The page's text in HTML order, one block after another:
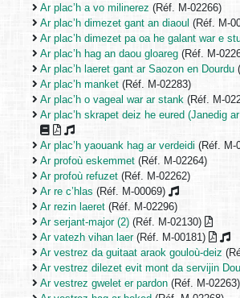
Ar plac’h a vo milinerez (Réf. M-02266)
Ar plac’h dimezet gant an diaoul (Réf. M-
Ar plac’h dimezet pa oa he galant war e
Ar plac’h hag an daou gloareg (Réf. M-
Ar plac’h laeret gant ar Saozon en Dourdu
Ar plac’h manket (Réf. M-02283)
Ar plac’h o vageal war ar stank (Réf. M-
Ar plac’h skrapet deiz he eured (Janedig
Ar plac’h yaouank hag ar verdeidi (Réf. M-
Ar profoù eskemmet (Réf. M-02264)
Ar profoù refuzet (Réf. M-02262)
Ar re c’hlas (Réf. M-00069)
Ar rezin laeret (Réf. M-02296)
Ar serjant-major (2) (Réf. M-02130)
Ar vatezh vihan laer(Réf. M-00181)
Ar vestrez da guitaat araok gouloù-deiz
Ar vestrez dilezet evit mont da servijin
Ar vestrez gwelet er pardon (Réf. M-02263)